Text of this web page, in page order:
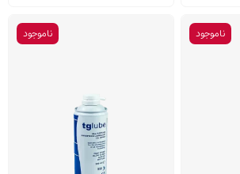
گزینه
ناموجود ناموجود